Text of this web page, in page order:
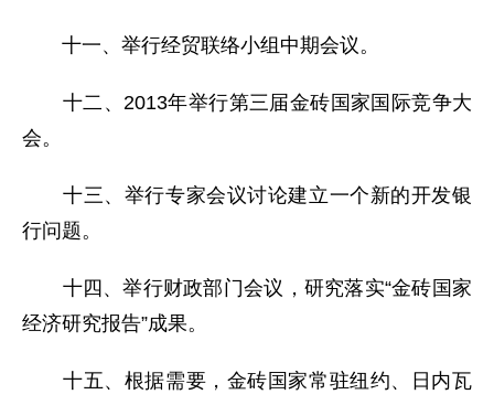
十一、举行经贸联络小组中期会议。
十二、2013年举行第三届金砖国家国际竞争大
会。
十三、举行专家会议讨论建立一个新的开发银
行问题。
十四、举行财政部门会议，研究落实“金砖国家
经济研究报告”成果。
十五、根据需要，金砖国家常驻纽约、日内瓦